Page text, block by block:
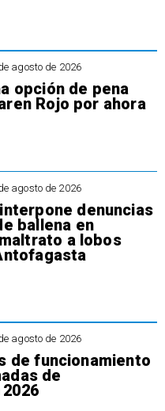
agosto de 2026
opción de pena
Rojo por ahora
agosto de 2026
denuncias
ballena en
a lobos
agosto de 2026
de funcionamiento
de